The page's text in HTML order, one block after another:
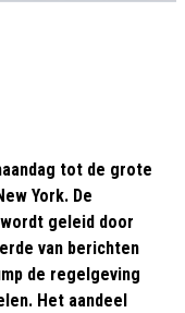
tot de grote
York. De
geleid door
van berichten
de regelgeving
Het aandeel